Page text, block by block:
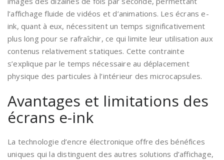
l’affichage fluide de vidéos et d’animations. Les écrans e-
ink, quant à eux, nécessitent un temps significativement
plus long pour se rafraîchir, ce qui limite leur utilisation aux
contenus relativement statiques. Cette contrainte
s’explique par le temps nécessaire au déplacement
physique des particules à l’intérieur des microcapsules.
Avantages et limitations des
écrans e-ink
La technologie d’encre électronique offre des bénéfices
uniques qui la distinguent des autres solutions d’affichage,